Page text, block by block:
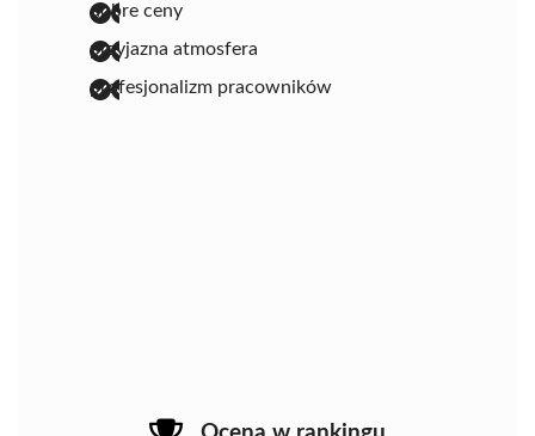
dobre ceny
przyjazna atmosfera
profesjonalizm pracowników